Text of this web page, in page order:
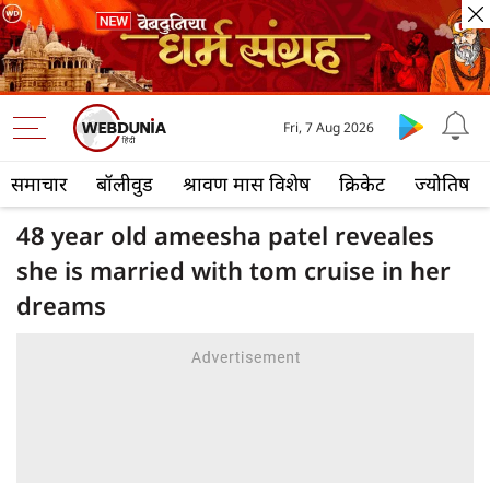
समाचार बॉलीवुड श्रावण मास विशेष क्रिकेट ज्योतिष
Fri, 7 Aug 2026
48 year old ameesha patel reveales
she is married with tom cruise in her
dreams